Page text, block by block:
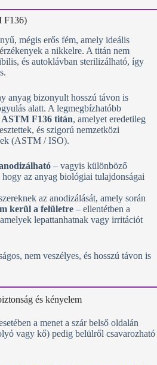
F136)
mégis erős fém, amely ideális
a nikkelre. A titán nem
és autoklávban sterilizálható, így
anyag bizonyult hosszú távon is
alatt. A legmegbízhatóbb
ASTM F136 titán, amelyet eredetileg
és szigorú nemzetközi
(ASTM / ISO).
– vagyis különböző
az anyag biológiai tulajdonságai
az anodizálását, amely során
kerül a felületre – ellentétben a
lepattanhatnak vagy irritációt
nem veszélyes, és hosszú távon is
és kényelem
a menet a szár belső oldalán
vagy kő) pedig belülről csavarozható